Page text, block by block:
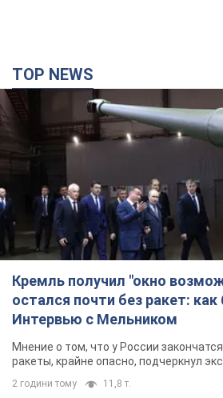
TOP NEWS
Кремль получил "окно
остался почти без ракет:
Интервью с Мельником
Мнение о том, что у России
ракеты, крайне опасно, подчеркнул
2 години тому 11,8 т.